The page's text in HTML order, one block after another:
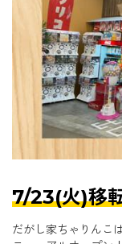
7/23(火)移
だがし家ちゃりんこ